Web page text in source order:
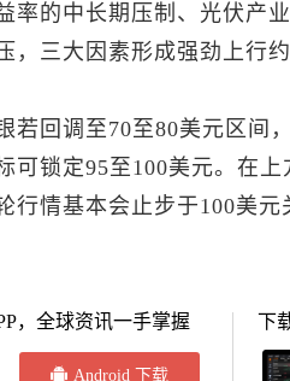
率的中长期压制、光伏产
，三大因素形成强劲上行
若回调至70至80美元区间
可锁定95至100美元。在
行情基本会止步于100美
，全球资讯一手掌握
Android 下载
下